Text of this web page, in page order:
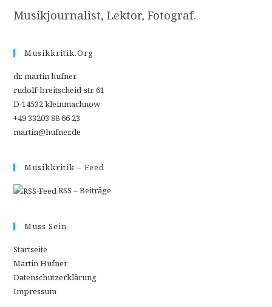
Musikjournalist, Lektor, Fotograf.
Musikkritik.org
dr. martin hufner
rudolf-breitscheid-str. 61
D-14532 kleinmachnow
+49 33203 88 66 23
martin@hufner.de
Musikkritik – Feed
RSS – Beiträge
Muss Sein
Startseite
Martin Hufner
Datenschutzerklärung
Impressum